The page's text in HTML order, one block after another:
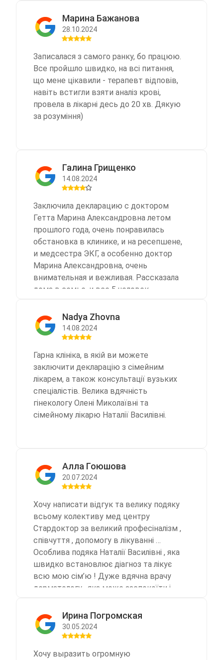
Марина Бажанова
28.10.2024
Записалася з самого ранку, бо працюю.
Все пройшло швидко, на всі питання,
що мене цікавили - терапевт відповів,
навіть встигли взяти аналіз крові,
провела в лікарні десь до 20 хв. Дякую
за розуміння)
Галина Грищенко
14.08.2024
Заключила декларацию с доктором
Гетта Марина Александровна летом
прошлого года, очень понравилась
обстановка в клинике, и на ресепшене,
и медсестра ЭКГ, а особенно доктор
Марина Александровна, очень
внимательная и вежливая. Рассказала
дома в семье, и все 5 человек
Второй раз пришлось обратиться
сегодня, 6 августа. Была удивлена
невежливым и грубым отношением
шоке. Было даже желание уйти . Но
ситуацию спасла доктор Гетта Марина
Александровна, как и прошлый раз
очень внимательная, грамотная,
вежливая, тактичная. И очень
некрасиво получается, что из-за
Nadya Zhovna
14.08.2024
Гарна клініка, в якій ви можете
заключити декларацію з сімейним
лікарем, а також консультації вузьких
спеціалістів. Велика вдячність
гінекологу Олені Миколаївні та
сімейному лікарю Наталії Василівні.
Алла Гоюшова
20.07.2024
Хочу написати відгук та велику подяку
всьому колективу мед центру
Стардоктор за великий професіналізм ,
співчуття , допомогу в лікуванні …
Особлива подяка Наталії Василівні , яка
швидко встановлює діагноз та лікує
всю мою сім’ю ! Дуже вдячна врачу
дерматологу , яка може заспокоїти і
допомагає … ввічливим і доброзичним
дівчатам на рецепшені ! Ви найкращі !
Хай процвітає ваш центр !!!
Ирина Погромская
30.05.2024
Хочу выразить огромную